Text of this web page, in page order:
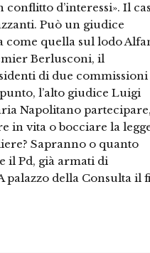
d’interessi». Il
Può un giudice
come quella sul lodo
Berlusconi, il
di due commissioni
l’alto giudice Luigi
Napolitano
in vita o bocciare la
Sapranno o quanto
il Pd, già armati di
palazzo della Consulta il